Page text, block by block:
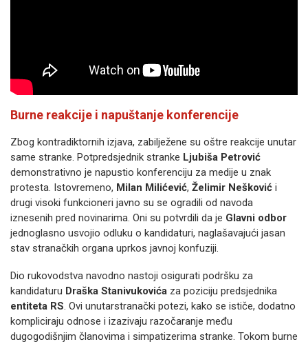
Burne reakcije i napuštanje konferencije
Zbog kontradiktornih izjava, zabilježene su oštre reakcije unutar
same stranke. Potpredsjednik stranke Ljubiša Petrović
demonstrativno je napustio konferenciju za medije u znak
protesta. Istovremeno, Milan Milićević, Želimir Nešković i
drugi visoki funkcioneri javno su se ogradili od navoda
iznesenih pred novinarima. Oni su potvrdili da je Glavni odbor
jednoglasno usvojio odluku o kandidaturi, naglašavajući jasan
stav stranačkih organa uprkos javnoj konfuziji.
Dio rukovodstva navodno nastoji osigurati podršku za
kandidaturu Draška Stanivukovića za poziciju predsjednika
entiteta RS. Ovi unutarstranački potezi, kako se ističe, dodatno
kompliciraju odnose i izazivaju razočaranje među
dugogodišnjim članovima i simpatizerima stranke. Tokom burne